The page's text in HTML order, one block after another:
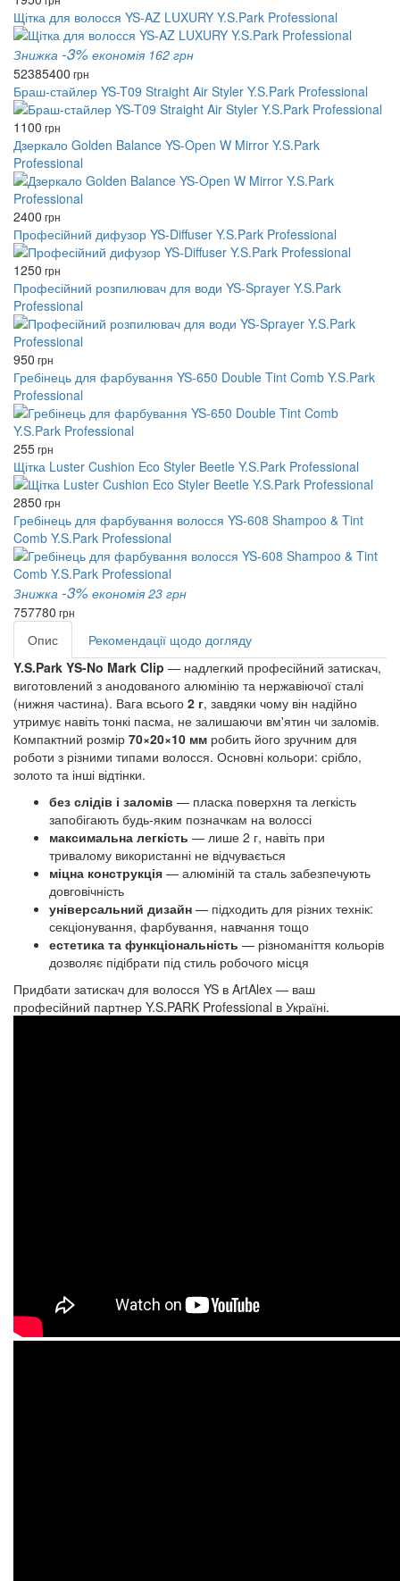
Щітка для волосся YS-AZ LUXURY Y.S.Park Professional
Знижка -3% економія 162 грн
52385400 грн
Браш-стайлер YS-T09 Straight Air Styler Y.S.Park Professional
1100 грн
Дзеркало Golden Balance YS-Open W Mirror Y.S.Park
Professional
2400 грн
Професійний дифузор YS-Diffuser Y.S.Park Professional
1250 грн
Професійний розпилювач для води YS-Sprayer Y.S.Park
Professional
950 грн
Гребінець для фарбування YS-650 Double Tint Comb Y.S.Park
Professional
255грн
Щітка Luster Cushion Eco Styler Beetle Y.S.Park Professional
2850 грн
Гребінець для фарбування волосся YS-608 Shampoo & Tint
Comb Y.S.Park Professional
Знижка -3% економія 23 грн
757780 грн
Опис
Рекомендації щодо догляду
Y.S.Park YS-No Mark Clip — надлегкий професійний затискач,
виготовлений з анодованого алюмінію та нержавіючої сталі
(нижня частина). Вага всього 2 г, завдяки чому він надійно
утримує навіть тонкі пасма, не залишаючи вм'ятин чи заломів.
Компактний розмір 70×20×10 мм робить його зручним для
роботи з різними типами волосся. Основні кольори: срібло,
золото та інші відтінки.
без слідів і заломів — пласка поверхня та легкість
запобігають будь-яким позначкам на волоссі
максимальна легкість — лише 2 г, навіть при
тривалому використанні не відчувається
міцна конструкція — алюміній та сталь забезпечують
довговічність
універсальний дизайн — підходить для різних технік:
секціонування, фарбування, навчання тощо
естетика та функціональність — різноманіття кольорів
дозволяє підібрати під стиль робочого місця
Придбати затискач для волосся YS в ArtAlex — ваш
професійний партнер Y.S.PARK Professional в Україні.